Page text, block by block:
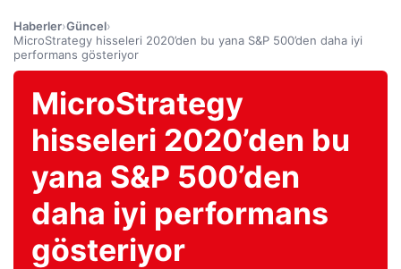
Haberler›Güncel›
MicroStrategy hisseleri 2020’den bu yana S&P 500’den daha iyi
performans gösteriyor
MicroStrategy
hisseleri 2020’den bu
yana S&P 500’den
daha iyi performans
gösteriyor